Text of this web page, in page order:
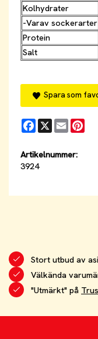
Kolhydrater
-Varav sockerarter
Protein
Salt
Spara som
Facebook
X Email
Artikelnummer:
3924
Stort utbud av
Välkända
"Utmärkt" på